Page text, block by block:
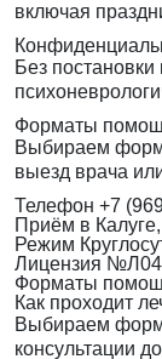
включая
Без постановки
Форматы
Выбираем
выезд врача
Телефон +7
Приём в
Режим
Лицензия
Форматы
Как проходит
Выбираем
консультации